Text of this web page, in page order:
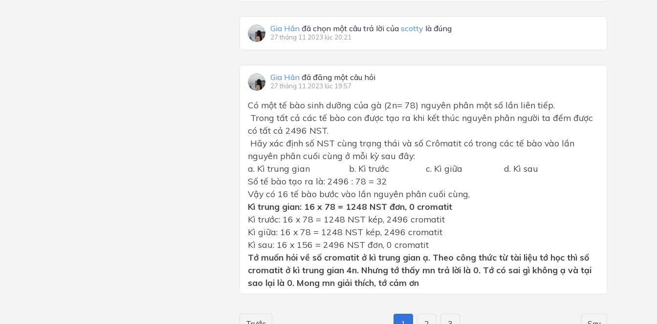
Gia Hân đã chọn một câu trả lời của scotty là đúng
27 tháng 11 2023 lúc 20:21
Gia Hân đã đăng một câu hỏi
27 tháng 11 2023 lúc 19:57
Có một tế bào sinh dưỡng của gà (2n= 78) nguyên phân một số lần liên tiếp.
Trong tất cả các tế bào con được tạo ra khi kết thúc nguyên phân người ta đếm được
có tất cả 2496 NST.
Hãy xác định số NST cùng trạng thái và số Crômatit có trong các tế bào vào lần
nguyên phân cuối cùng ở mỗi kỳ sau đây:
a. Kì trung gian b. Kì trước c. Kì giữa d. Kì sau
Số tế bào tạo ra là: 2496 : 78 = 32
Vậy có 16 tế bào bước vào lần nguyên phân cuối cùng,
Kì trung gian: 16 x 78 = 1248 NST đơn, 0 cromatit
Kì trước: 16 x 78 = 1248 NST kép, 2496 cromatit
Kì giữa: 16 x 78 = 1248 NST kép, 2496 cromatit
Kì sau: 16 x 156 = 2496 NST đơn, 0 cromatit
Tớ muốn hỏi về số cromatit ở kì trung gian ạ. Theo công thức từ tài liệu tớ học thì số
cromatit ở kì trung gian 4n. Nhưng tớ thấy mn trả lời là 0. Tớ có sai gì không ạ và tại
sao lại là 0. Mong mn giải thích, tớ cảm ơn